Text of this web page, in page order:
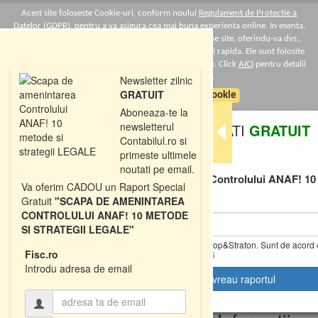
Acest site foloseste Cookie-uri, conform noului Regulament de Protectie a
Datelor (GDPR), pentru a va asigura cea mai buna experienta online. In esenta,
Cookie-urile ne ajuta sa imbunatatim continutul de pe site, oferindu-va dvs.,
cititorul, o experienta online personalizata si mult mai rapida. Ele sunt folosite
doar de site-ul nostru si partenerii nostri de incredere. Click AICI pentru detalii
despre politica de Cookie-uri.
Sunt de acord cu politica de cookie
T
g
g
Newsletter zilnic
GRATUIT
Aboneaza-te la
newsletterul
Contabilul.ro si
primeste ultimele
noutati pe email.
Va oferim CADOU un Raport Special
Gratuit "SCAPA DE AMENINTAREA
CONTROLULUI ANAF! 10 METODE
SI STRATEGII LEGALE"
Fisc.ro
Introdu adresa de email
DESCARCATI GRATUIT
Raportul Special
"Scapa de amenintarea Controlului ANAF!
LEGALE"
Da, vreau informatii despre produsele Rentrop&Straton. Sunt de
prelucrate conform
Regulamentul UE 679/2016